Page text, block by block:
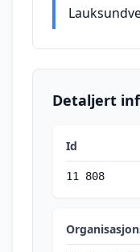
Detaljert
Id
11 808